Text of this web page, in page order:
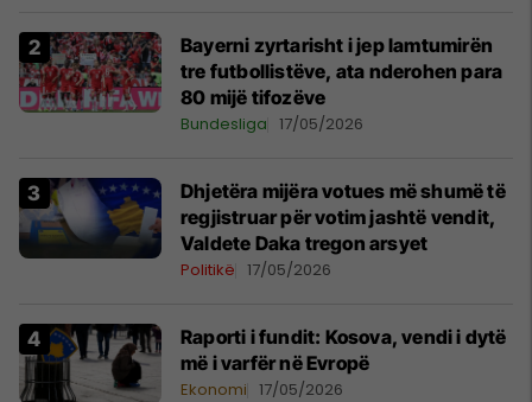
Bayerni zyrtarisht i jep lamtumirën
tre futbollistëve, ata nderohen para
80 mijë tifozëve
Bundesliga 17/05/2026
Dhjetëra mijëra votues më shumë të
regjistruar për votim jashtë vendit,
Valdete Daka tregon arsyet
Politikë 17/05/2026
Raporti i fundit: Kosova, vendi i dytë
më i varfër në Evropë
Ekonomi 17/05/2026